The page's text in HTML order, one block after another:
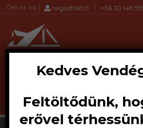
Geri az ács regisztráció +36 30 146
Products
Kedves
Feltöltődünk,
erővel